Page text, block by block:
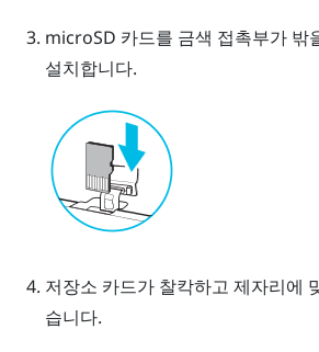
microSD 카드를 금색 접촉부가 밖
설치합니다.
저장소 카드가 찰칵하고 제자리에
습니다.